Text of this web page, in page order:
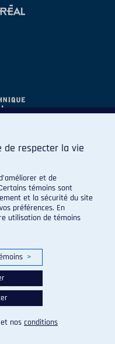
Montréal. Tous droits
de respecter la vie
et de
témoins sont
et la sécurité du site
préférences. En
utilisation de témoins
>
et nos conditions